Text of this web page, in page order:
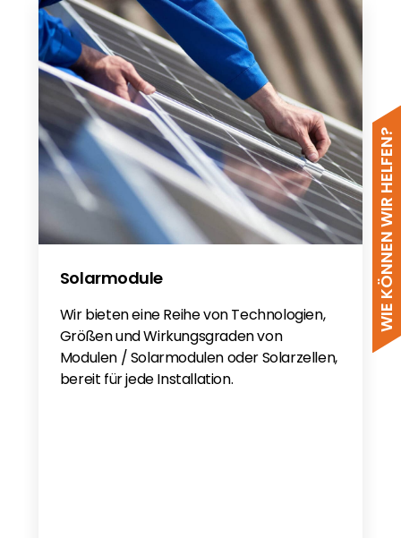
WIE KÖNNEN WIR HELFEN?
Solarmodule
Wir bieten eine Reihe von Technologien,
Größen und Wirkungsgraden von
Modulen / Solarmodulen oder Solarzellen,
bereit für jede Installation.